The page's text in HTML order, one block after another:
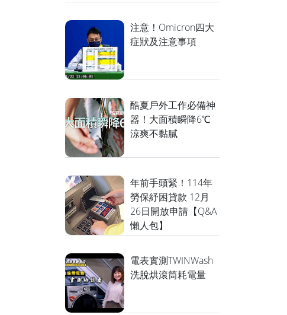
注意！Omicron四大
症狀及注意事項
酷夏戶外工作必備神
器！大面積瞬降6℃
涼爽不黏膩
年前手頭緊！114年
勞保紓困貸款 12月
26日開放申請【Q&A
懶人包】
電表實測TWINWash
洗脫烘滾筒耗電量